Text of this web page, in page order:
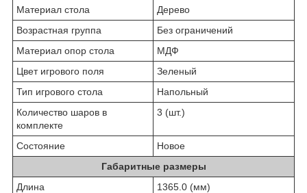
Материал стола
Дерево
Возрастная группа
Без ограничений
Материал опор стола
МДФ
Цвет игрового поля
Зеленый
Тип игрового стола
Напольный
Количество шаров в
комплекте
3 (шт.)
Состояние
Новое
Габаритные размеры
Длина
1365.0 (мм)